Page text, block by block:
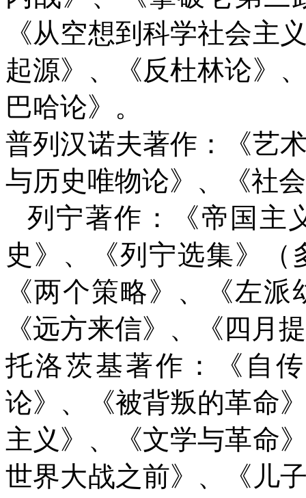
《从空想到科学社会主
起源》、《反杜林论》
巴哈论》。
普列汉诺夫著作：《艺
与历史唯物论》、《社
列宁著作：《帝国主
史》、《列宁选集》
《两个策略》、《左
《远方来信》、《四月
托洛茨基著作：《自
论》、《被背叛的革命
主义》、《文学与革命
世界大战之前》、《儿